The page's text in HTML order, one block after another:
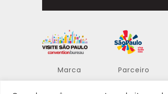
Marca Parceiro